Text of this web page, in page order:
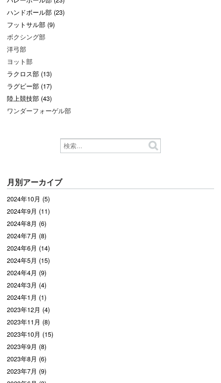
ハンドボール部 (23)
フットサル部 (9)
ボクシング部
洋弓部
ヨット部
ラクロス部 (13)
ラグビー部 (17)
陸上競技部 (43)
ワンダーフォーゲル部
月別アーカイブ
2024年10月 (5)
2024年9月 (11)
2024年8月 (6)
2024年7月 (8)
2024年6月 (14)
2024年5月 (15)
2024年4月 (9)
2024年3月 (4)
2024年1月 (1)
2023年12月 (4)
2023年11月 (8)
2023年10月 (15)
2023年9月 (8)
2023年8月 (6)
2023年7月 (9)